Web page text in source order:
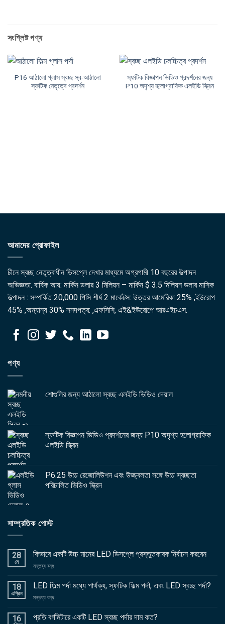
সংশ্লিষ্ট পণ্য
P16 আঠালো গ্লাস স্বচ্ছ স্ব-আঠালো
স্ফটিক নেতৃত্বে প্রদর্শন
স্ফটিক বিজ্ঞাপন ভিডিও প্রদর্শনের জন্য
P10 অদৃশ্য হলোগ্রাফিক এলইডি স্ক্রিন
আমাদের প্রোফাইল
চীনে স্বচ্ছ নেতৃত্বাধীন ডিসপ্লে দেখার মাধ্যমে অগ্রগামী 10 বছরের উত্পাদন
অভিজ্ঞতা. বার্ষিক আয়: মার্কিন ডলার 3 মিলিয়ন – মার্কিন $ 3.5 মিলিয়ন ডলার মাসিক
উত্পাদন : সম্পর্কিত 20,000 পিসি শীর্ষ 2 মার্কেটস: উত্তর আমেরিকা 25% ,ইউরোপ
45% ,অন্যান্য 30% সনদপত্র: ,এফসিসি, এই&ইউরোপে আরএইচএস.
পণ্য
শোগুলির জন্য আঠালো স্বচ্ছ এলইডি ভিডিও দেয়াল
স্ফটিক বিজ্ঞাপন ভিডিও প্রদর্শনের জন্য P10 অদৃশ্য হলোগ্রাফিক
এলইডি স্ক্রিন
P6.25 উচ্চ রেজোলিউশন এবং উজ্জ্বলতা সঙ্গে উচ্চ স্বচ্ছতা
পরিচালিত ভিডিও স্ক্রিন
সাম্প্রতিক পোস্ট
28
মে
কিভাবে একটি উচ্চ মানের LED ডিসপ্লে প্রস্তুতকারক নির্বাচন করবেন
মন্তব্য বন্ধচালু
একটি
মানের
ডিসপ্লে
18
এপ্রিল
LED ফিল্ম পর্দা মধ্যে পার্থক্য, স্ফটিক ফিল্ম পর্দা, এবং LED স্বচ্ছ পর্দা?
মন্তব্য বন্ধচালু
ফিল্ম
16 প্রতি বর্গমিটারে একটি LED স্বচ্ছ পর্দার দাম কত?